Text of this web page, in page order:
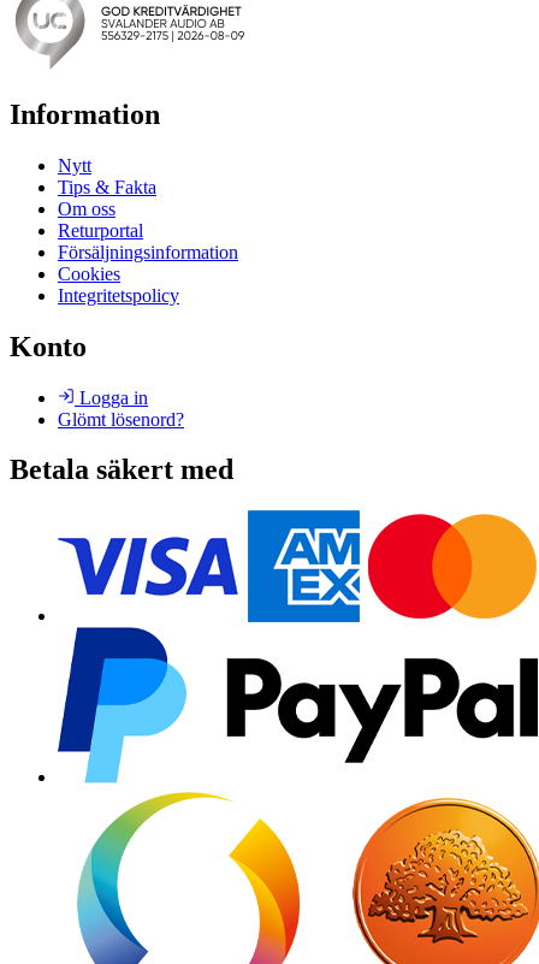
Information
Nytt
Tips & Fakta
Om oss
Returportal
Försäljningsinformation
Cookies
Integritetspolicy
Konto
Logga in
Glömt lösenord?
Betala säkert med